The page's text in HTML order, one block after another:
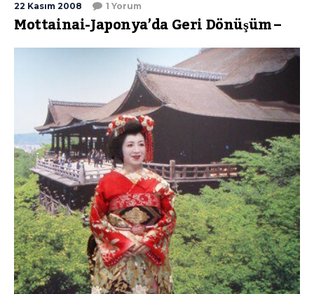
22 Kasım 2008 1 Yorum
Mottainai-Japonya’da Geri Dönüşüm –